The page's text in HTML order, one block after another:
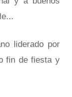
liderado por
fin de fiesta y